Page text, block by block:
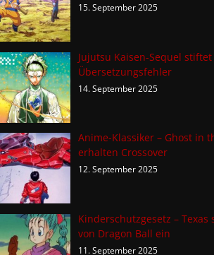
15. September 2025
Jujutsu Kaisen-Sequel
Übersetzungsfehler
14. September 2025
Anime-Klassiker – Ghost in
erhalten Crossover
12. September 2025
Kinderschutzgesetz –
von Dragon Ball ein
11. September 2025